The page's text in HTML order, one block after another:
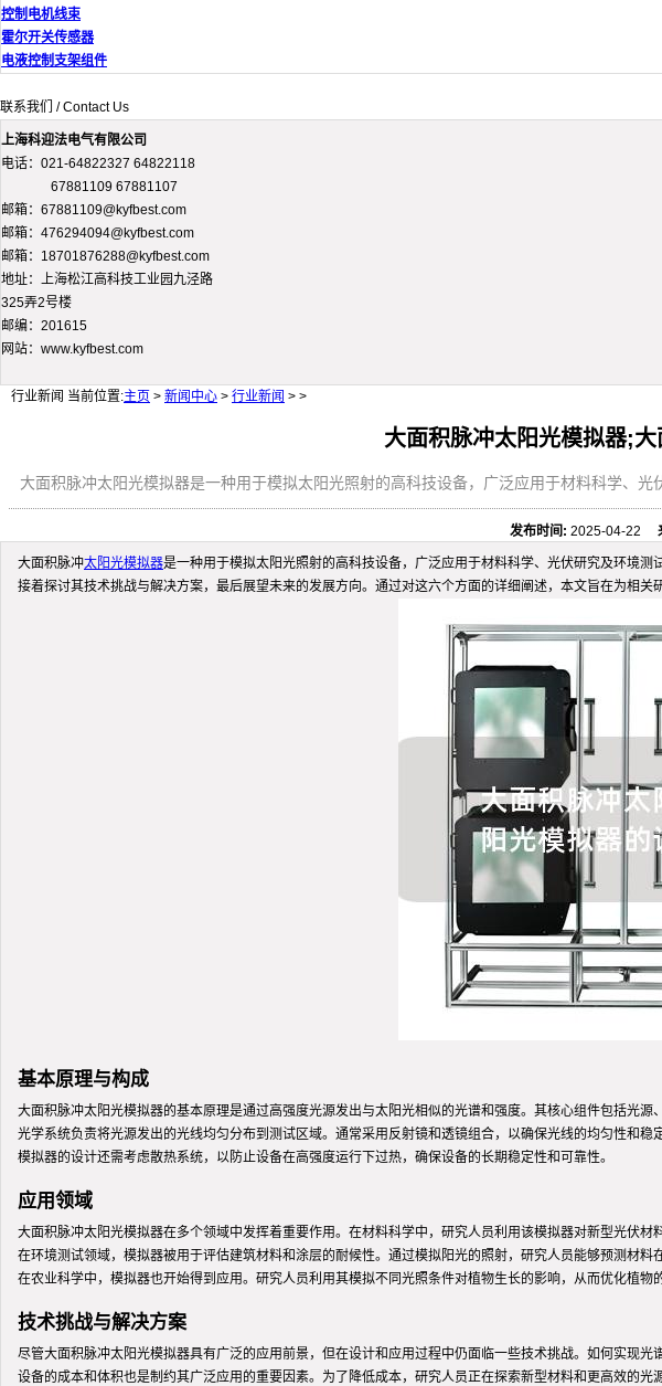
控制电机线束
霍尔开关传感器
电液控制支架组件
联系我们 / Contact Us
上海科迎法电气有限公司
电话：021-64822327 64822118
67881109 67881107
邮箱：67881109@kyfbest.com
邮箱：476294094@kyfbest.com
邮箱：18701876288@kyfbest.com
地址：上海松江高科技工业园九泾路
325弄2号楼
邮编：201615
网站：www.kyfbest.com
行业新闻 当前位置:主页 > 新闻中心 > 行业新闻 > >
大面积脉冲太阳光模拟器;
大面积脉冲太阳光模拟器是一种用于模拟太阳光照射的高科技设备，广泛应用于材料科学、
发布时间: 2025-04-22
大面积脉冲太阳光模拟器是一种用于模拟太阳光照射的高科技设备，广泛应用于材料科学、光伏研究及环境
接着探讨其技术挑战与解决方案，最后展望未来的发展方向。通过对这六个方面的详细阐述，本文旨在为相
基本原理与构成
大面积脉冲太阳光模拟器的基本原理是通过高强度光源发出与太阳光相似的光谱和强度。其核心组件包括光
光学系统负责将光源发出的光线均匀分布到测试区域。通常采用反射镜和透镜组合，以确保光线的均匀性和
模拟器的设计还需考虑散热系统，以防止设备在高强度运行下过热，确保设备的长期稳定性和可靠性。
应用领域
大面积脉冲太阳光模拟器在多个领域中发挥着重要作用。在材料科学中，研究人员利用该模拟器对新型光伏
在环境测试领域，模拟器被用于评估建筑材料和涂层的耐候性。通过模拟阳光的照射，研究人员能够预测材料
在农业科学中，模拟器也开始得到应用。研究人员利用其模拟不同光照条件对植物生长的影响，从而优化植物
技术挑战与解决方案
尽管大面积脉冲太阳光模拟器具有广泛的应用前景，但在设计和应用过程中仍面临一些技术挑战。如何实现
设备的成本和体积也是制约其广泛应用的重要因素。为了降低成本，研究人员正在探索新型材料和更高效的光